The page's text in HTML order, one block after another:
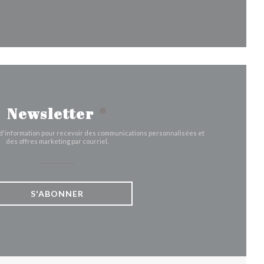
fenêtre))
Newsletter
pour recevoir des communications personnalisées et
des offres marketing par courriel.
S'ABONNER